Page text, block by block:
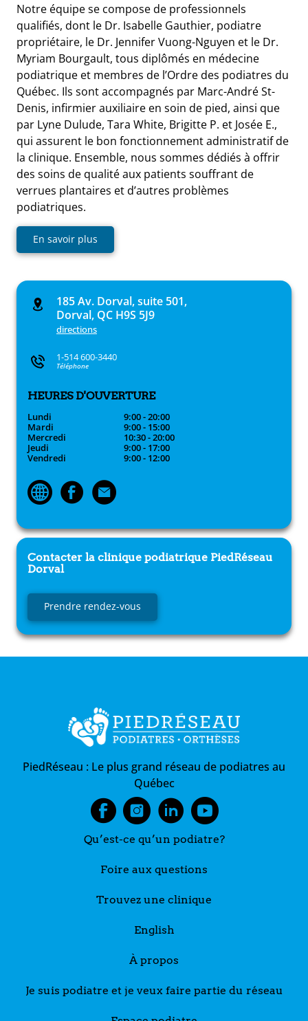
Notre équipe se compose de professionnels
qualifiés, dont le Dr. Isabelle Gauthier, podiatre
propriétaire, le Dr. Jennifer Vuong-Nguyen et le Dr.
Myriam Bourgault, tous diplômés en médecine
podiatrique et membres de l’Ordre des podiatres du
Québec. Ils sont accompagnés par Marc-André St-
Denis, infirmier auxiliaire en soin de pied, ainsi que
par Lyne Dulude, Tara White, Brigitte P. et Josée E.,
qui assurent le bon fonctionnement administratif de
la clinique. Ensemble, nous sommes dédiés à offrir
des soins de qualité aux patients souffrant de
verrues plantaires et d’autres problèmes
podiatriques.
En savoir plus
185 Av. Dorval, suite 501,
Dorval, QC H9S 5J9
directions
1-514 600-3440
Téléphone
HEURES D'OUVERTURE
Lundi
9:00 - 20:00
Mardi
9:00 - 15:00
Mercredi
10:30 - 20:00
Jeudi
9:00 - 17:00
Vendredi
9:00 - 12:00
Contacter la clinique podiatrique PiedRéseau
Dorval
Prendre rendez-vous
PiedRéseau : Le plus grand réseau de podiatres au
Québec
Qu’est-ce qu’un podiatre?
Foire aux questions
Trouvez une clinique
English
À propos
Je suis podiatre et je veux faire partie du réseau